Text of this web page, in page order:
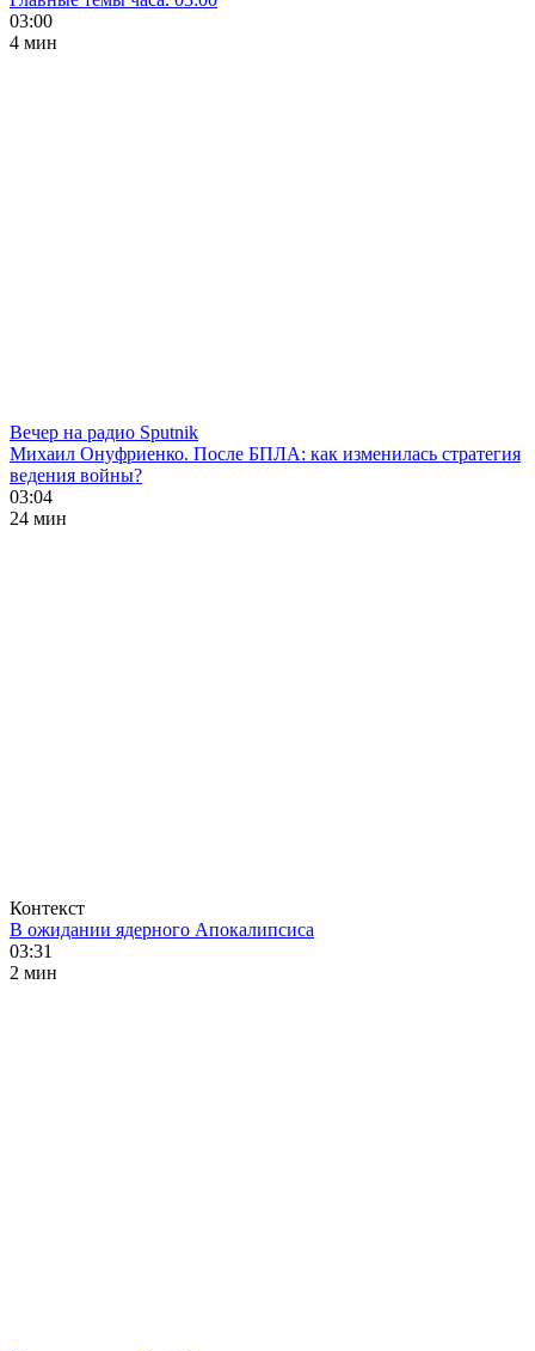
03:00
4 мин
Вечер на радио Sputnik
Михаил Онуфриенко. После БПЛА: как изменилась стратегия
ведения войны?
03:04
24 мин
Контекст
В ожидании ядерного Апокалипсиса
03:31
2 мин